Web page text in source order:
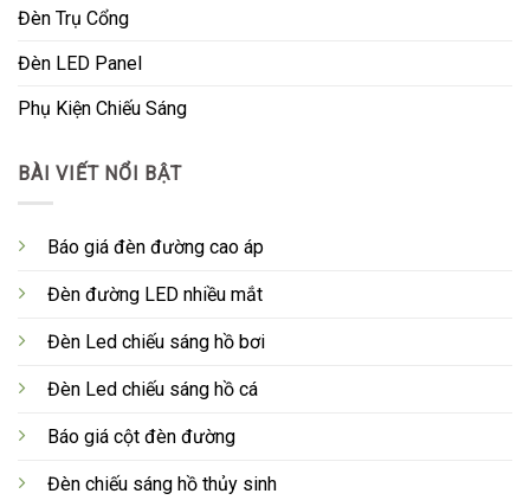
Đèn Trụ Cổng
Đèn LED Panel
Phụ Kiện Chiếu Sáng
BÀI VIẾT NỔI BẬT
Báo giá đèn đường cao áp
Đèn đường LED nhiều mắt
Đèn Led chiếu sáng hồ bơi
Đèn Led chiếu sáng hồ cá
Báo giá cột đèn đường
Đèn chiếu sáng hồ thủy sinh